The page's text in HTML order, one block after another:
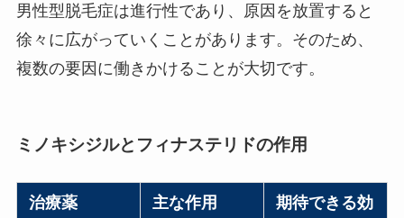
男性型脱毛症は進行性であり、原因を放置すると
徐々に広がっていくことがあります。そのため、
複数の要因に働きかけることが大切です。
ミノキシジルとフィナステリドの作用
治療薬 主な作用
期待できる効